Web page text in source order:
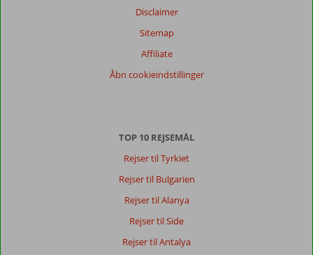
Disclaimer
Sitemap
Affiliate
Åbn cookieindstillinger
TOP 10 REJSEMÅL
Rejser til Tyrkiet
Rejser til Bulgarien
Rejser til Alanya
Rejser til Side
Rejser til Antalya